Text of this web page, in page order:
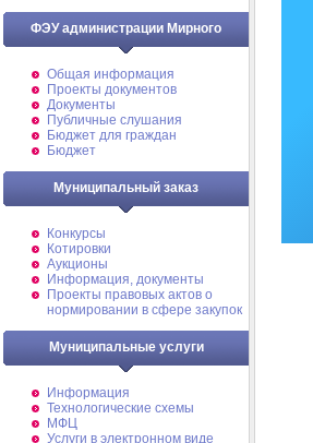
ФЭУ администрации Мирного
Общая информация
Проекты документов
Документы
Публичные слушания
Бюджет для граждан
Бюджет
Муниципальный заказ
Конкурсы
Котировки
Аукционы
Информация, документы
Проекты правовых актов о
нормировании в сфере закупок
Муниципальные услуги
Информация
Технологические схемы
МФЦ
Услуги в электронном виде